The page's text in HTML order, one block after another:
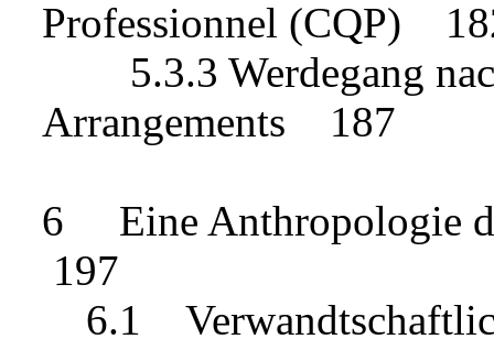
Professionnel (CQP)
5.3.3 Werdegang
Arrangements 187
6 Eine Anthropologie
197
6.1